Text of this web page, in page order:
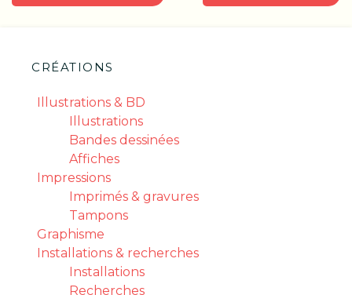
DE
CRÉATIONS
Illustrations & BD
Illustrations
Bandes dessinées
Affiches
Impressions
Imprimés & gravures
Tampons
Graphisme
Installations & recherches
Installations
Recherches